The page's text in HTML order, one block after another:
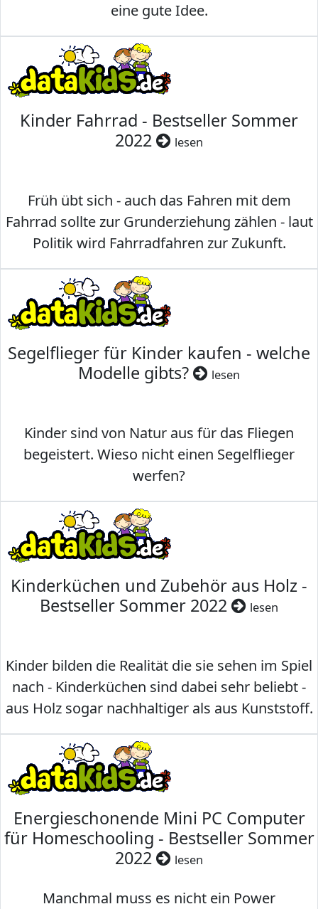
eine gute Idee.
Kinder Fahrrad - Bestseller Sommer
2022
lesen
Früh übt sich - auch das Fahren mit dem
Fahrrad sollte zur Grunderziehung zählen - laut
Politik wird Fahrradfahren zur Zukunft.
Segelflieger für Kinder kaufen - welche
Modelle gibts?
lesen
Kinder sind von Natur aus für das Fliegen
begeistert. Wieso nicht einen Segelflieger
werfen?
Kinderküchen und Zubehör aus Holz -
Bestseller Sommer 2022
lesen
Kinder bilden die Realität die sie sehen im Spiel
nach - Kinderküchen sind dabei sehr beliebt -
aus Holz sogar nachhaltiger als aus Kunststoff.
Energieschonende Mini PC Computer
für Homeschooling - Bestseller Sommer
2022
lesen
Manchmal muss es nicht ein Power